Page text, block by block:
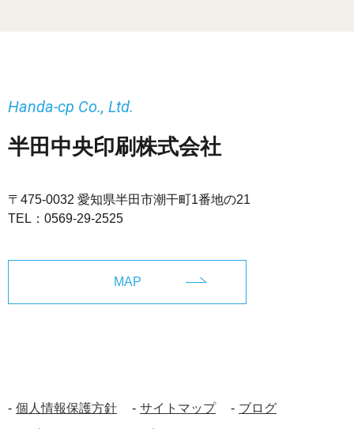
半田中央印刷株式会社
Handa-cp Co., Ltd.
〒475-0032 愛知県半田市潮干町1番地の21
TEL： 0569-29-2525
MAP
個人情報保護方針 サイトマップ
ブログ